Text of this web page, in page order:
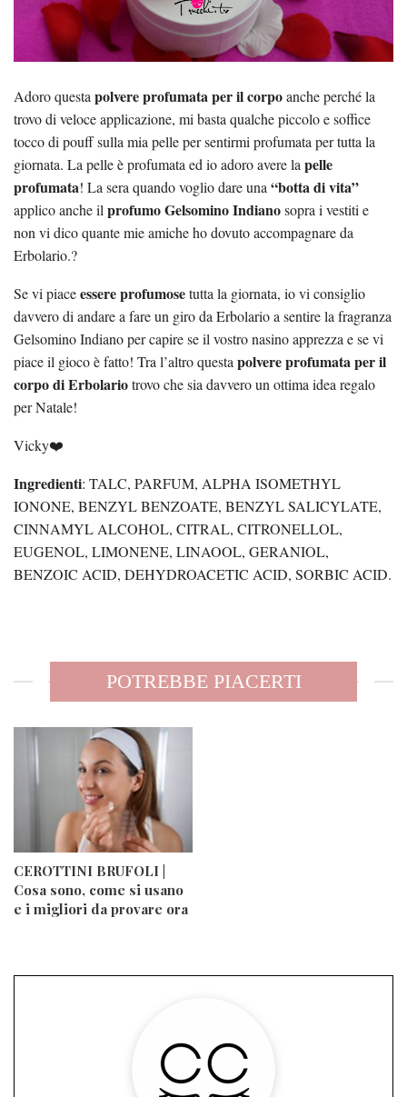
Adoro questa polvere profumata per il corpoanche perché la
trovo di veloce applicazione, mi basta qualche piccolo e soffice
tocco di pouff sulla mia pelle per sentirmi profumata per tutta la
giornata. La pelle è profumata ed io adoro avere la pelle
profumata! La sera quando voglio dare una “botta di vita”
applico anche il profumo Gelsomino Indianosopra i vestiti e
non vi dico quante mie amiche ho dovuto accompagnare da
Erbolario.?
Se vi piaceessere profumosetutta la giornata, io vi consiglio
davvero di andare a fare un giro da Erbolario a sentire la fragranza
Gelsomino Indiano per capire se il vostro nasino apprezza e se vi
piace il gioco è fatto! Tra l’altro questa polvere profumata per il
corpo di Erbolariotrovo che sia davvero un ottima idea regalo
per Natale!
Vicky❤️
Ingredienti: TALC, PARFUM, ALPHA ISOMETHYL
IONONE, BENZYL BENZOATE, BENZYL SALICYLATE,
CINNAMYL ALCOHOL, CITRAL, CITRONELLOL,
EUGENOL, LIMONENE, LINAOOL, GERANIOL,
BENZOIC ACID, DEHYDROACETIC ACID, SORBIC ACID.
POTREBBE PIACERTI
CEROTTINI BRUFOLI |
Cosa sono, come si usano
e i migliori da provare ora